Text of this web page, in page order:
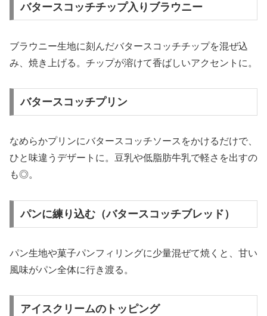
バタースコッチチップ入りブラウニー
ブラウニー生地に刻んだバタースコッチチップを混ぜ込
み、焼き上げる。チップが溶けて香ばしいアクセントに。
バタースコッチプリン
なめらかプリンにバタースコッチソースをかけるだけで、
ひと味違うデザートに。豆乳や低脂肪牛乳で軽さを出すの
も◎。
パンに練り込む（バタースコッチブレッド）
パン生地や菓子パンフィリングに少量混ぜて焼くと、甘い
風味がパン全体に行き渡る。
アイスクリームのトッピング